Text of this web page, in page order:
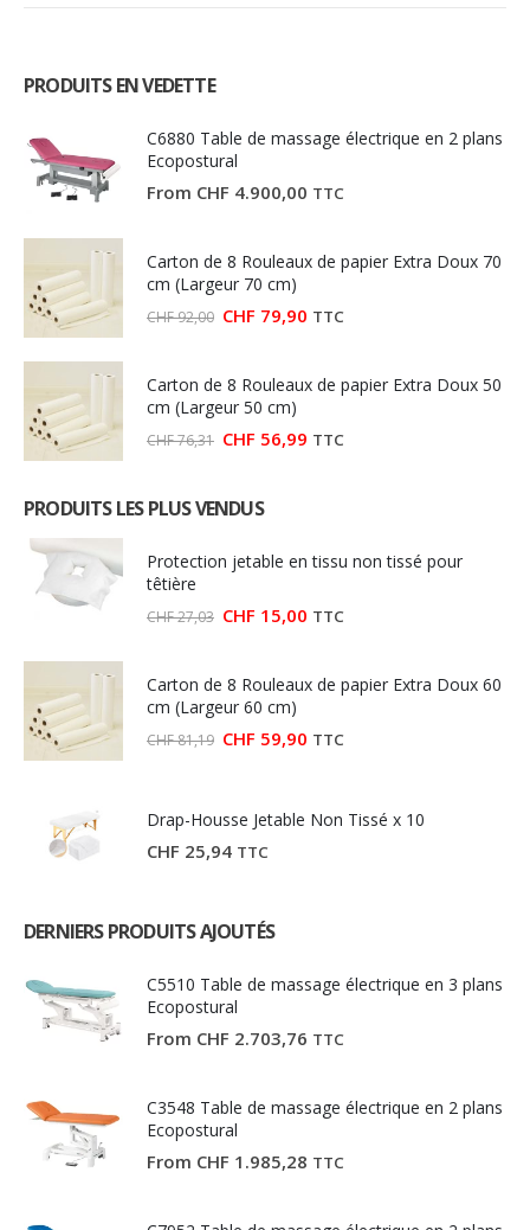
PRODUITS EN VEDETTE
C6880 Table de massage électrique en 2 plans
Ecopostural
From CHF 4.900,00 TTC
Carton de 8 Rouleaux de papier Extra Doux 70
cm (Largeur 70 cm)
CHF92,00 Le
CHF 92,00.
CHF 79,90Le
CHF 79,90.
TTC
Carton de 8 Rouleaux de papier Extra Doux 50
cm (Largeur 50 cm)
CHF76,31 Le
CHF 76,31.
CHF 56,99Le
TTC
PRODUITS LES PLUS VENDUS
Protection jetable en tissu non tissé pour
têtière
CHF27,03 Le
CHF 27,03.
CHF 15,00Le
CHF 15,00.
TTC
Carton de 8 Rouleaux de papier Extra Doux 60
cm (Largeur 60 cm)
CHF81,19 Le
CHF 81,19.
CHF 59,90Le
CHF 59,90.
TTC
Drap-Housse Jetable Non Tissé x 10
CHF 25,94 TTC
DERNIERS PRODUITS AJOUTÉS
C5510 Table de massage électrique en 3 plans
Ecopostural
From CHF 2.703,76 TTC
C3548 Table de massage électrique en 2 plans
Ecopostural
From CHF 1.985,28 TTC